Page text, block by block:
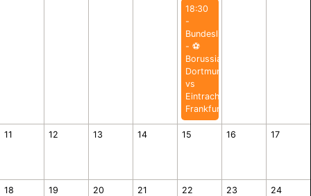
18:30
-
Bundesliga
- ⚽️
Borussia
Dortmund
vs
Eintracht
Frankfurt
11 12 13 14 15 16 17
18 19 20 21 22 23 24